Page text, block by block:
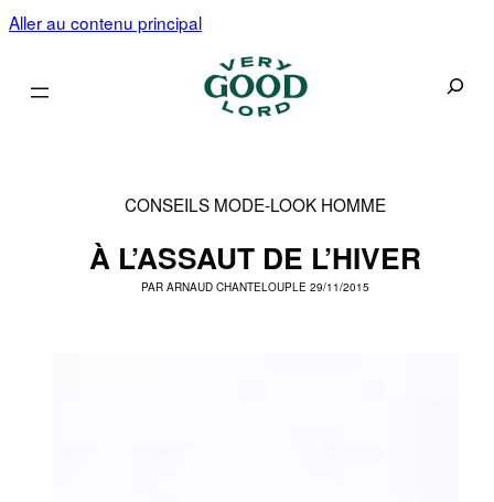
Aller au contenu principal
CONSEILS MODE-LOOK HOMME
À L’ASSAUT DE L’HIVER
PARARNAUD CHANTELOUPLE 29/11/2015